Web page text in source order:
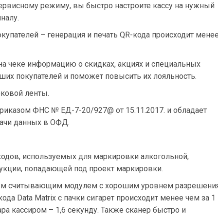
режиму, вы быстро настроите кассу на нужный
– генерация и печать QR-кода происходит
чеке информацию о скидках, акциях и специальных
покупателей и поможет повысить их лояльность.
ленты.
ФНС № ЕД-7-20/927@ от 15.11.2017. и обладает
данных в ОФД.
используемых для маркировки алкогольной,
попадающей под проект маркировки.
считывающим модулем с хорошим уровнем
Data Matrix с пачки сигарет происходит менее чем за 1
кассиром – 1,6 секунду. Также сканер быстро и